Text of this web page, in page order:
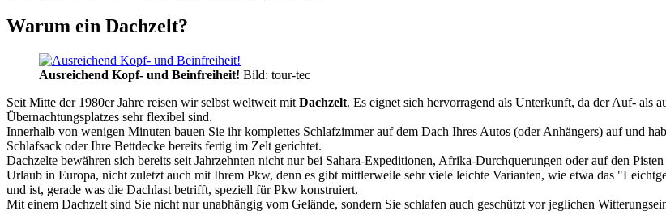
Warum ein Dachzelt?
Ausreichend Kopf- und Beinfreiheit! Bild: tour-tec
Seit Mitte der 1980er Jahre reisen wir selbst weltweit mit Dachzelt. Es eignet sich hervorragend als Unterkunft, da der Auf- als
Übernachtungsplatzes sehr flexibel sind.
Innerhalb von wenigen Minuten bauen Sie ihr komplettes Schlafzimmer auf dem Dach Ihres Autos (oder Anhängers) auf und
Schlafsack oder Ihre Bettdecke bereits fertig im Zelt gerichtet.
Dachzelte bewähren sich bereits seit Jahrzehnten nicht nur bei Sahara-Expeditionen, Afrika-Durchquerungen oder auf den
Urlaub in Europa, nicht zuletzt auch mit Ihrem Pkw, denn es gibt mittlerweile sehr viele leichte Varianten, wie etwa das
und ist, gerade was die Dachlast betrifft, speziell für Pkw konstruiert.
Mit einem Dachzelt sind Sie nicht nur unabhängig vom Gelände, sondern Sie schlafen auch geschützt vor jeglichen